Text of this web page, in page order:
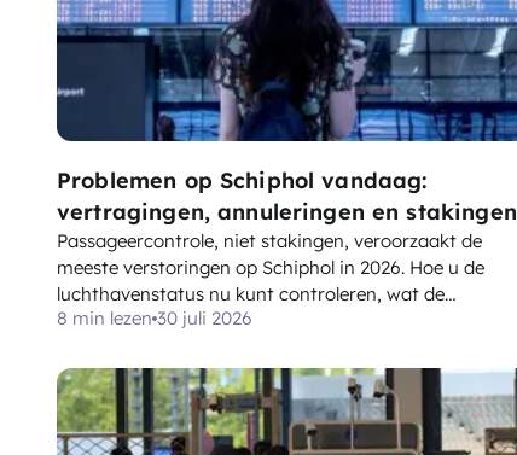
Problemen op Schiphol vandaag:
vertragingen, annuleringen en stakingen
Passageercontrole, niet stakingen, veroorzaakt de
meeste verstoringen op Schiphol in 2026. Hoe u de
luchthavenstatus nu kunt controleren, wat de
vertragingen veroorzaakt en wat EC 261/2004 u
8 min lezen 30 juli 2026